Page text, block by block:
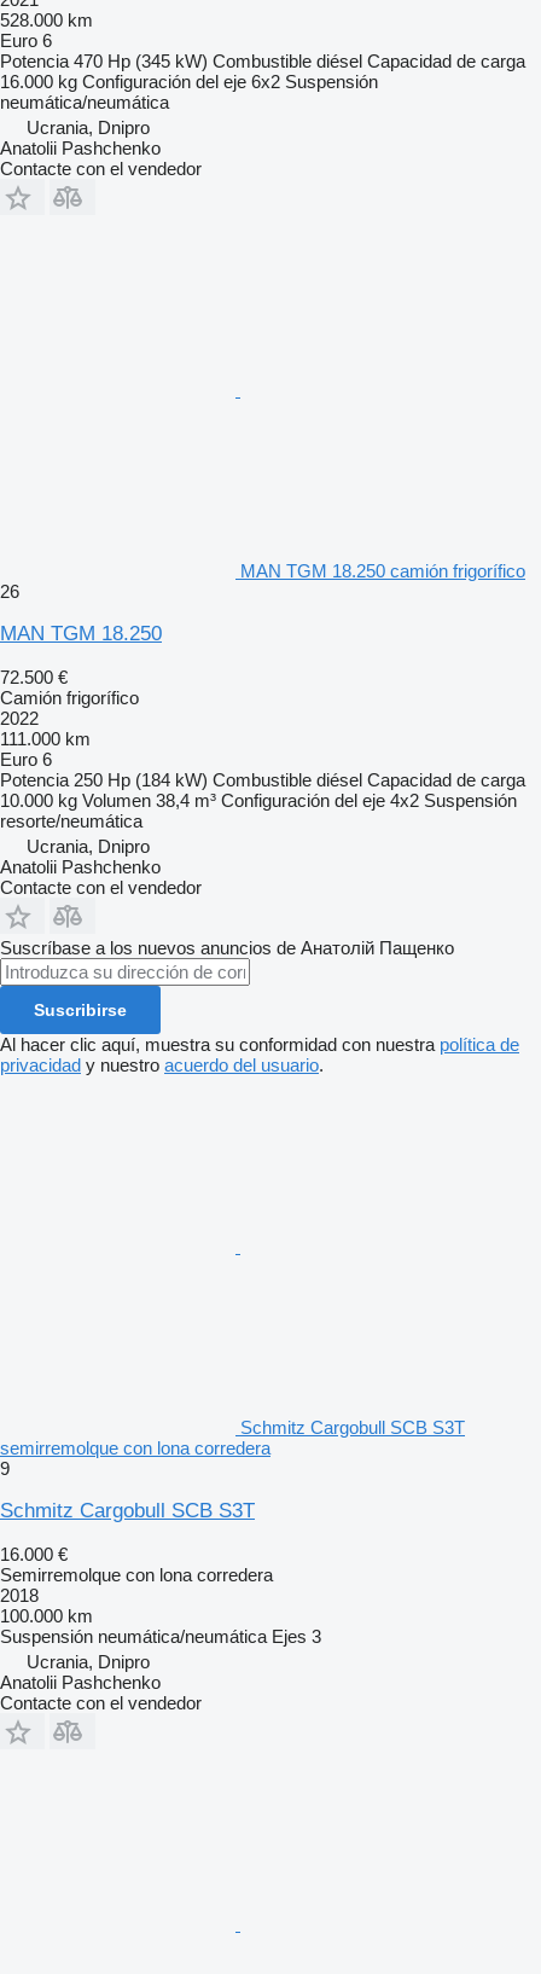
528.000 km
Euro 6
Potencia 470 Hp (345 kW) Combustible diésel Capacidad de carga
16.000 kg Configuración del eje 6x2 Suspensión
neumática/neumática
Ucrania, Dnipro
Anatolii Pashchenko
Contacte con el vendedor
MAN TGM 18.250 camión frigorífico
26
MAN TGM 18.250
72.500 €
Camión frigorífico
2022
111.000 km
Euro 6
Potencia 250 Hp (184 kW) Combustible diésel Capacidad de carga
10.000 kg Volumen 38,4 m³ Configuración del eje 4x2 Suspensión
resorte/neumática
Ucrania, Dnipro
Anatolii Pashchenko
Contacte con el vendedor
Suscríbase a los nuevos anuncios de Анатолій Пащенко
Suscribirse
Al hacer clic aquí, muestra su conformidad con nuestra política de
privacidad y nuestro acuerdo del usuario.
Schmitz Cargobull SCB S3T
semirremolque con lona corredera
9
Schmitz Cargobull SCB S3T
16.000 €
Semirremolque con lona corredera
2018
100.000 km
Suspensión neumática/neumática Ejes 3
Ucrania, Dnipro
Anatolii Pashchenko
Contacte con el vendedor